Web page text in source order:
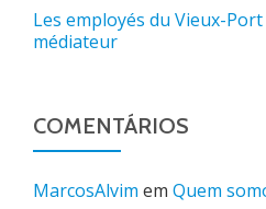
Les employés du Vieux-
médiateur
COMENTÁRIOS
MarcosAlvim em Quem